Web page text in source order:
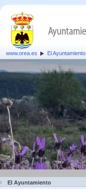
www.orea.es El Ayuntamiento
El Ayuntamiento